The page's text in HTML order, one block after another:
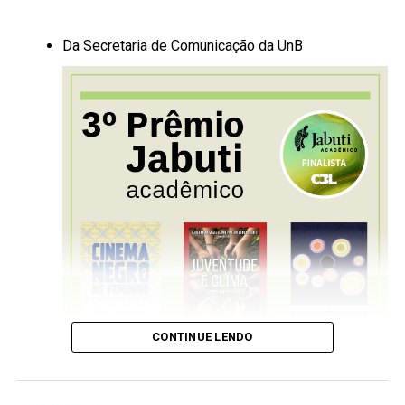
tomada de cenas do cotidiano e/ou locais em que
ocorra o problema, incluindo uma entrevista
(moradores ou pesquisadores ou funcionários do
serviço público relacionado à questão) e um
conteúdo que apresente as consequências e o
desrespeito à Legislação ambiental.
OBS: A filmagem deverá ser feita com o aparelho
Critérios:
2 – Conteúdo da matéria (envolve trazer informações
alinhadas ao tema);
Da Secretaria de Comunicação da UnB
CONTINUE LENDO